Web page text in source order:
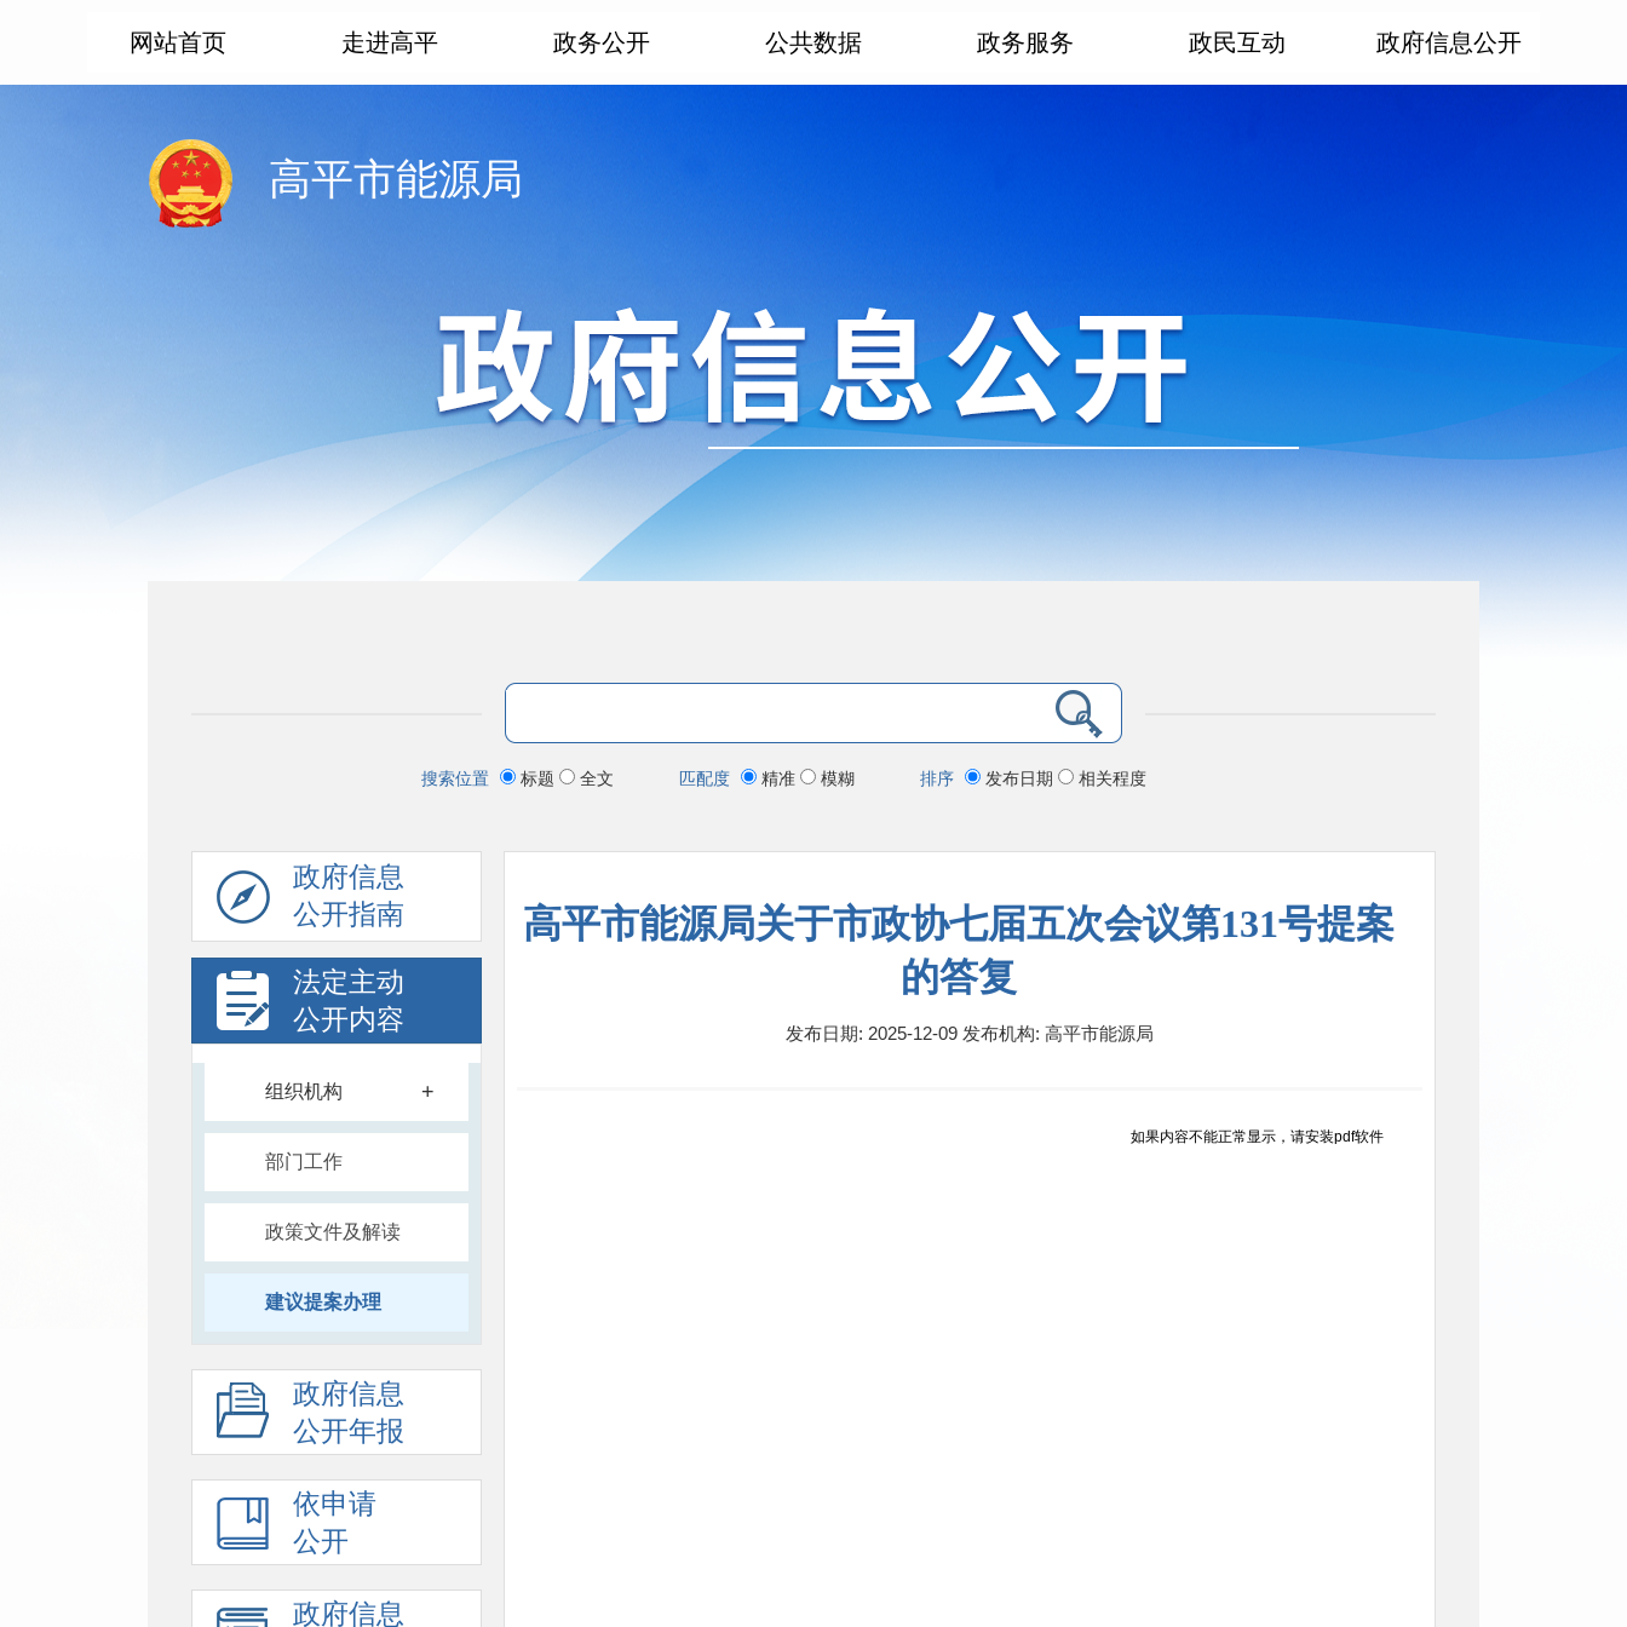
网站首页 走进高平 政务公开 公共数据 政务服务 政民互动 政府信息公开
高平市能源局
搜索位置 标题 全文 匹配度 精准 模糊 排序 发布日期 相关程度
政府信息
公开指南
法定主动
公开内容
组织机构 +
部门工作
政策文件及解读
建议提案办理
政府信息
公开年报
依申请
公开
政府信息
高平市能源局关于市政协七届五次会议第131号提案
的答复
发布日期: 2025-12-09 发布机构: 高平市能源局
如果内容不能正常显示，请安装pdf软件